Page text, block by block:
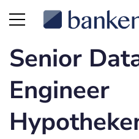
Senior
Engineer